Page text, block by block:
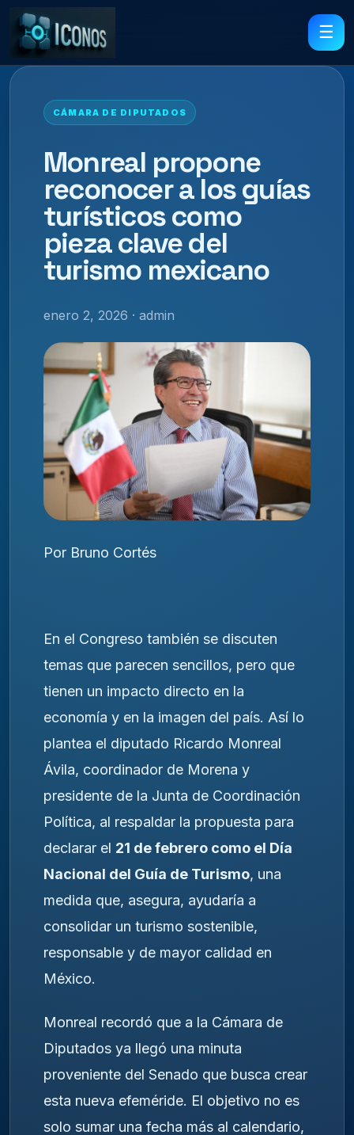
☰
CÁMARA DE DIPUTADOS
Monreal propone
reconocer a los guías
turísticos como
pieza clave del
turismo mexicano
enero 2, 2026 · admin
Por Bruno Cortés
En el Congreso también se discuten
temas que parecen sencillos, pero que
tienen un impacto directo en la
economía y en la imagen del país. Así lo
plantea el diputado Ricardo Monreal
Ávila, coordinador de Morena y
presidente de la Junta de Coordinación
Política, al respaldar la propuesta para
declarar el 21 de febrero como el Día
Nacional del Guía de Turismo, una
medida que, asegura, ayudaría a
consolidar un turismo sostenible,
responsable y de mayor calidad en
México.
Monreal recordó que a la Cámara de
Diputados ya llegó una minuta
proveniente del Senado que busca crear
esta nueva efeméride. El objetivo no es
solo sumar una fecha más al calendario,